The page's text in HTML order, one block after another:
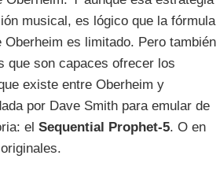
musical, es lógico que la fórmula
es limitado. Pero también
que son capaces ofrecer los
existe entre Oberheim y
por Dave Smith para emular de
el Sequential Prophet-5. O en